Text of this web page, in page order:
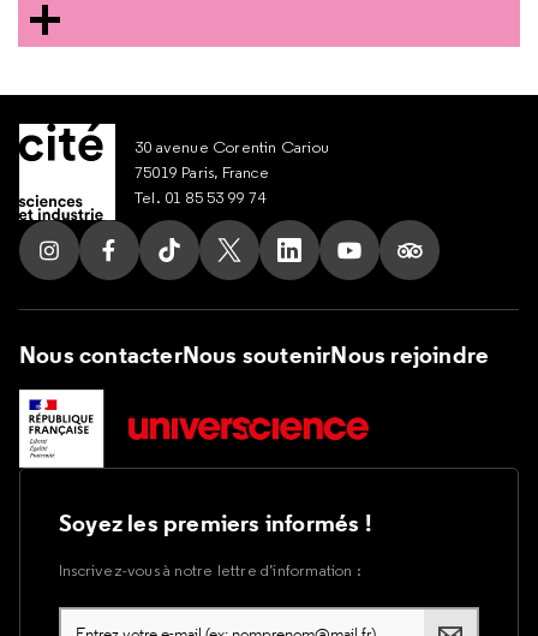
30 avenue Corentin Cariou
75019 Paris, France
Tel. 01 85 53 99 74
Suivez nous sur Instagram
Suivez nous sur Facebook
Suivez nous sur Tik Tok
Suivez nous sur X
Suivez nous sur LinkedIn
Suivez nous sur
Suivez nous
Nous contacterNous soutenirNous rejoindre
Soyez les premiers informés !
Inscrivez-vous à notre lettre d’information :